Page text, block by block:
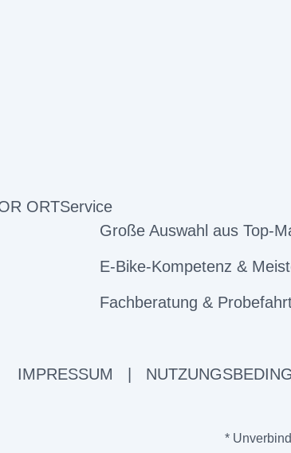
ORTService
Große Auswahl aus Top-
E-Bike-Kompetenz &
Fachberatung &
IMPRESSUM
*